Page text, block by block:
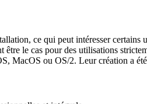
ce qui peut intéresser
le cas pour des utilisations
ou OS/2. Leur création a